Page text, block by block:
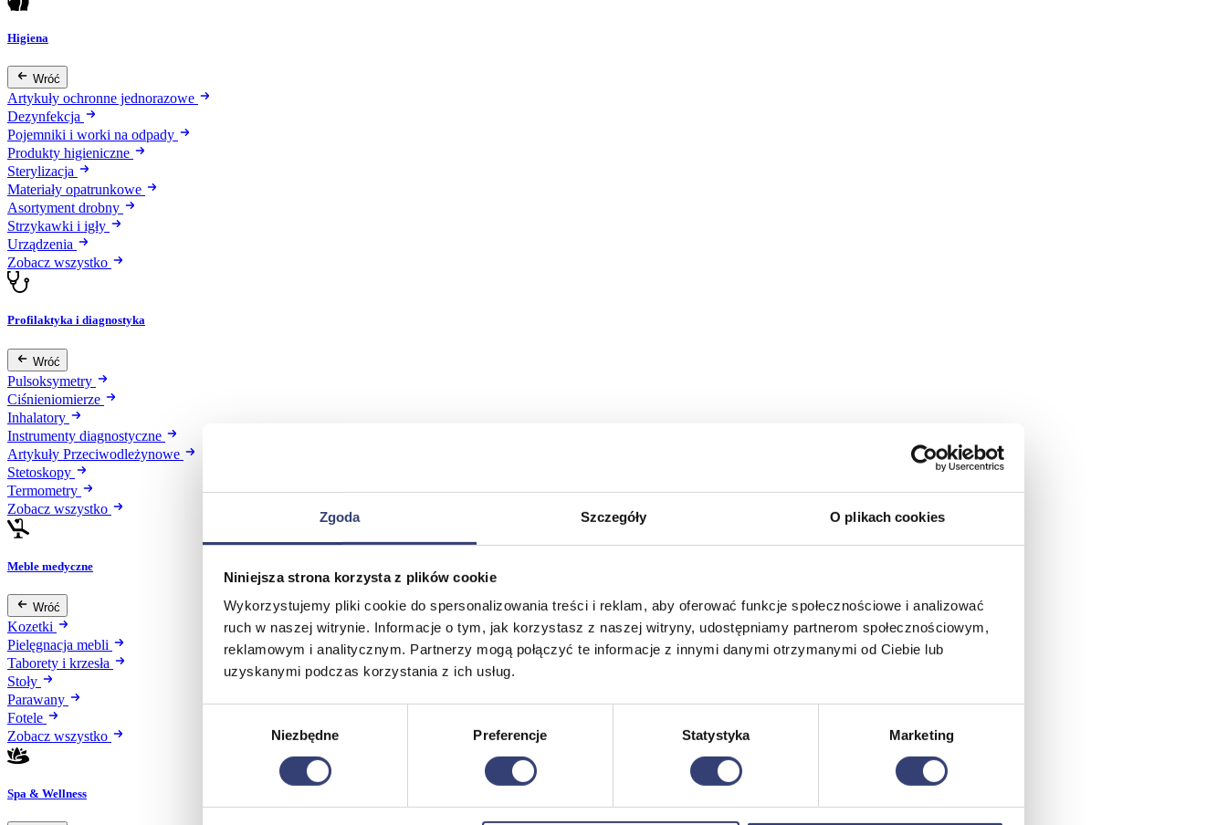
Zgoda Szczegóły O plikach cookies
Niniejsza strona korzysta z plików cookie
Wykorzystujemy pliki cookie do spersonalizowania treści i reklam, aby oferować funkcje społecznościowe i analizować
ruch w naszej witrynie. Informacje o tym, jak korzystasz z naszej witryny, udostępniamy partnerom społecznościowym,
reklamowym i analitycznym. Partnerzy mogą połączyć te informacje z innymi danymi otrzymanymi od Ciebie lub
uzyskanymi podczas korzystania z ich usług.
Niezbędne Preferencje Statystyka Marketing
Higiena
Wróć
Artykuły ochronne jednorazowe
Dezynfekcja
Pojemniki i worki na odpady
Produkty higieniczne
Sterylizacja
Materiały opatrunkowe
Asortyment drobny
Strzykawki i igły
Urządzenia
Zobacz wszystko
Profilaktyka i diagnostyka
Wróć
Pulsoksymetry
Ciśnieniomierze
Inhalatory
Instrumenty diagnostyczne
Artykuły Przeciwodleżynowe
Stetoskopy
Termometry
Zobacz wszystko
Meble medyczne
Wróć
Kozetki
Pielęgnacja mebli
Taborety i krzesła
Stoły
Parawany
Fotele
Zobacz wszystko
Spa & Wellness